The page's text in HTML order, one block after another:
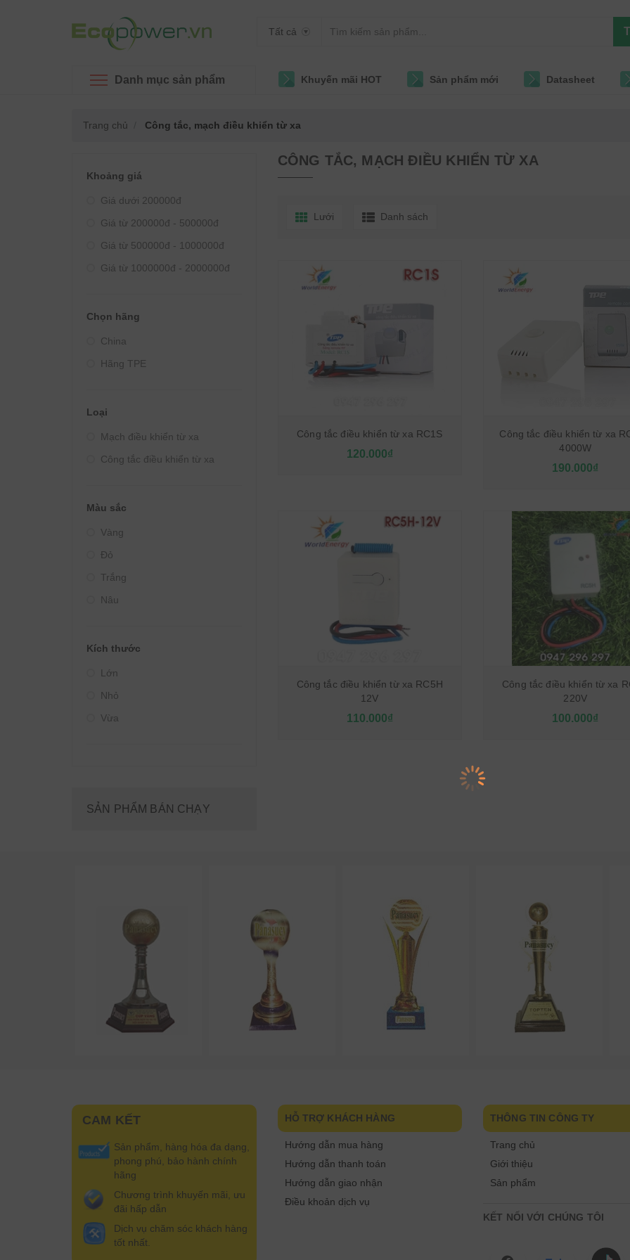
Tất cả
Danh mục sản phẩm Khuyến mãi HOT Sản phẩm mới Datasheet
Trang chủ Công tắc, mạch điều khiển từ xa
Khoảng giá
Giá dưới 200000đ
Giá từ 200000đ - 500000đ
Giá từ 500000đ - 1000000đ
Giá từ 1000000đ - 2000000đ
Giá từ 3000000đ - 4000000đ
Giá từ 4000000đ - 5000000đ
Giá từ 5000000đ - 10000000đ
Chọn hãng
China
Hãng TPE
Loại
Mạch điều khiển từ xa
Công tắc điều khiển từ xa
Màu sắc
Vàng
Đỏ
Trắng
Nâu
Kích thước
Lớn
Nhỏ
Vừa
SẢN PHẨM BÁN CHẠY
CÔNG TẮC, MẠCH ĐIỀU KHIỂN TỪ XA
Lưới Danh sách
Công tắc điều khiển từ xa RC1S
120.000₫
Công tắc điều khiển từ xa
4000W
190.000₫
Công tắc điều khiển từ xa RC5H
12V
110.000₫
Công tắc điều khiển từ xa
220V
100.000₫
CAM KẾT
Sản phẩm, hàng hóa đa dạng,
phong phú, bảo hành chính
hãng
Chương trình khuyến mãi, ưu
đãi hấp dẫn
Dịch vụ chăm sóc khách hàng
tốt nhất.
HỖ TRỢ KHÁCH HÀNG
Hướng dẫn mua hàng
Hướng dẫn thanh toán
Hướng dẫn giao nhận
Điều khoản dịch vụ
THÔNG TIN CÔNG TY
Trang chủ
Giới thiệu
Sản phẩm
KẾT NỐI VỚI CHÚNG TÔI